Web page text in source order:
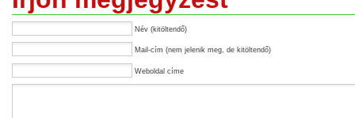
Név (kitöltendő)
Mail-cím (nem jelenik meg, de kitöltendő)
Weboldal címe